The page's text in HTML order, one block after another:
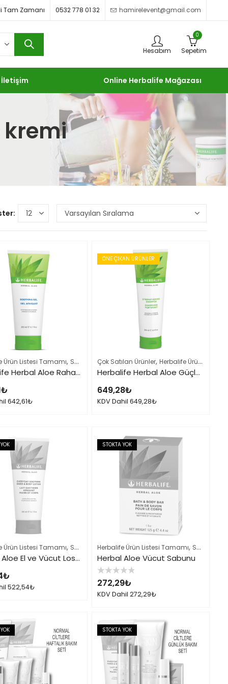
Tam Zamanı 0532 778 01 32 hamirelevent@gmail.com
Hesabım
0
Sepetim
İletişim Online Herbalife Mağazası
kremi
,Saç ve Vücut Bakımı
Ürün Listesi Tamamı, Saç ve Vücut Bakımı
Herbalife Herbal Aloe Rahatlatıcı Jel
₺
642,61₺
ÖNE ÇIKAN ÜRÜNLER
Çok Satılan Ürünler, Herbalife Ürün Listesi Tamamı
Herbalife Herbal Aloe Güçlendirici Şampuan
649,28₺
KDV Dahil 649,28₺
Tamamı
Ürün Listesi Tamamı, Saç ve Vücut Bakımı
Herbal Aloe El ve Vücut Losyonu
₺
522,54₺
STOKTA YOK
Herbalife Ürün Listesi Tamamı, Saç ve Vücut Bakımı
Herbal Aloe Vücut Sabunu
5
üzerinden
0
oy
272,29₺
KDV Dahil 272,29₺
STOKTA YOK